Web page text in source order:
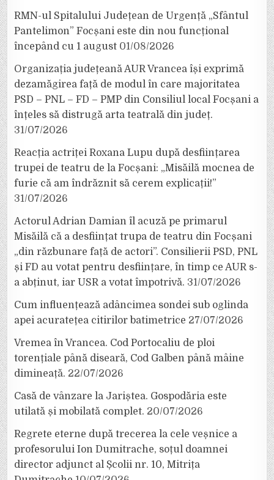
RMN-ul Spitalului Județean de Urgență „Sfântul
Pantelimon” Focșani este din nou funcțional
începând cu 1 august 01/08/2026
Organizația județeană AUR Vrancea își exprimă
dezamăgirea față de modul în care majoritatea
PSD – PNL – FD – PMP din Consiliul local Focșani a
înțeles să distrugă arta teatrală din județ.
31/07/2026
Reacția actriței Roxana Lupu după desființarea
trupei de teatru de la Focșani: „Misăilă mocnea de
furie că am îndrăznit să cerem explicații!”
31/07/2026
Actorul Adrian Damian îl acuză pe primarul
Misăilă că a desființat trupa de teatru din Focșani
„din răzbunare față de actori”. Consilierii PSD, PNL
și FD au votat pentru desființare, în timp ce AUR s-
a abținut, iar USR a votat împotrivă. 31/07/2026
Cum influențează adâncimea sondei sub oglinda
apei acuratețea citirilor batimetrice 27/07/2026
Vremea în Vrancea. Cod Portocaliu de ploi
torențiale până diseară, Cod Galben până mâine
dimineață. 22/07/2026
Casă de vânzare la Jariștea. Gospodăria este
utilată și mobilată complet. 20/07/2026
Regrete eterne după trecerea la cele veșnice a
profesorului Ion Dumitrache, soțul doamnei
director adjunct al Școlii nr. 10, Mitrița